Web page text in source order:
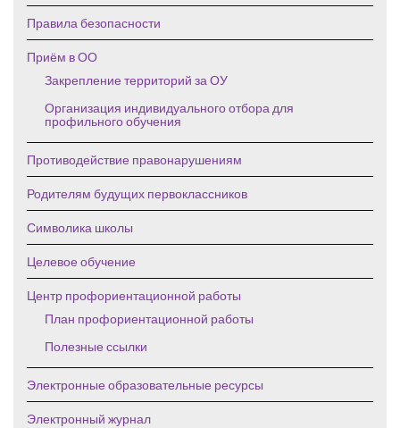
Правила безопасности
Приём в ОО
Закрепление территорий за ОУ
Организация индивидуального отбора для
профильного обучения
Противодействие правонарушениям
Родителям будущих первоклассников
Символика школы
Целевое обучение
Центр профориентационной работы
План профориентационной работы
Полезные ссылки
Электронные образовательные ресурсы
Электронный журнал